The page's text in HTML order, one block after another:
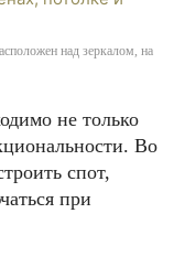
над зеркалом, на
не только
Во
спот,
при